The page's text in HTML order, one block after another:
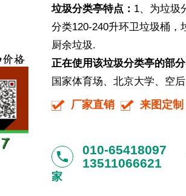
垃圾分类亭特点： 1、为垃圾
分类120-240升环卫垃圾桶，
厨余垃圾.
正在使用该垃圾分类亭的部分
国家体育场、北京大学、空
厂家直销 来图定制
phone
010-65418097
13511066621
家